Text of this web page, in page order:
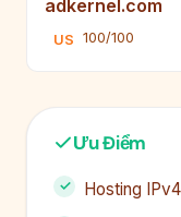
adkernel.com
US 100/100
Ưu Điểm
Hosting